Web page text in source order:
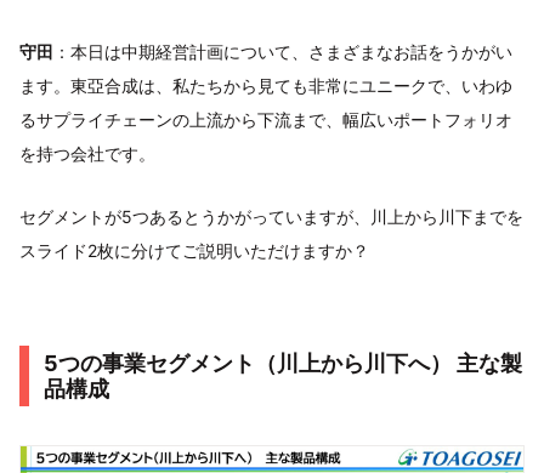
守田 ：本日は中期経営計画について、さまざまなお話をうかがい
ます。東亞合成は、私たちから見ても非常にユニークで、いわゆ
るサプライチェーンの上流から下流まで、幅広いポートフォリオ
を持つ会社です。
セグメントが5つあるとうかがっていますが、川上から川下までを
スライド2枚に分けてご説明いただけますか？
5つの事業セグメント（川上から川下へ） 主な製
品構成